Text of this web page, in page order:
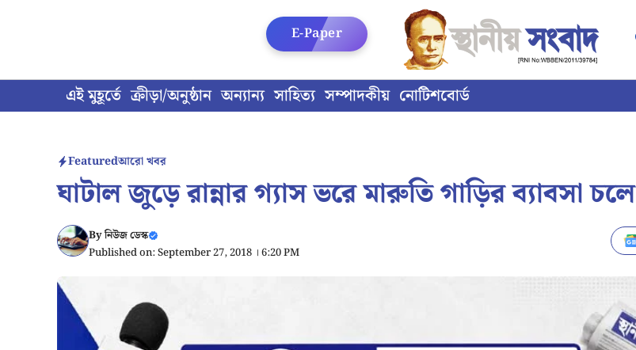
এই মুহূর্তে ক্রীড়া/অনুষ্ঠান অন্যান্য সাহিত্য সম্পাদকীয় নোটিশবোর্ড
E-Paper
Featuredআরো খবর
ঘাটাল জুড়ে রান্নার গ্যাস ভরে মারুতি গাড়ির ব্যাবসা চলে
Byনিউজ ডেস্ক
Published on: September 27, 2018 । 6:20 PM